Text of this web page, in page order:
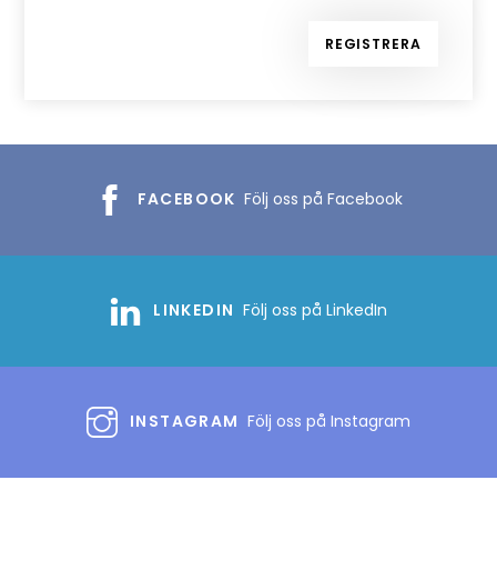
REGISTRERA
FACEBOOK Följ oss på Facebook
LINKEDIN Följ oss på LinkedIn
INSTAGRAM Följ oss på Instagram